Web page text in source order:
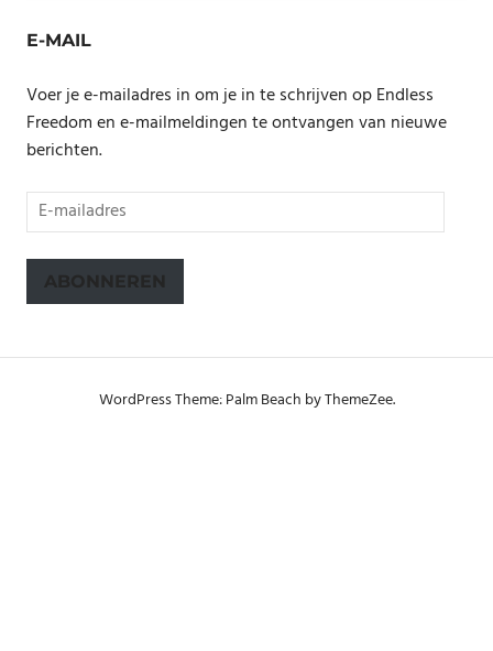
E-MAIL
Voer je e-mailadres in om je in te schrijven op Endless
Freedom en e-mailmeldingen te ontvangen van nieuwe
berichten.
E-
mailadres
ABONNEREN
WordPress Theme: Palm Beach by ThemeZee.